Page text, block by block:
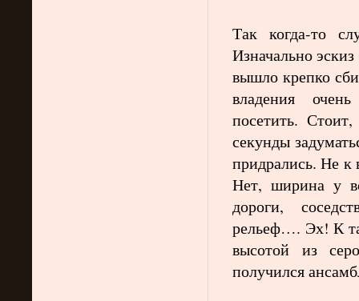
Так когда-то
Изначально
вышло крепко
владения
посетить.
секунды
придрались. Не к
Нет, ширина у
дороги,
рельеф…. Эх! К
высотой из
получился